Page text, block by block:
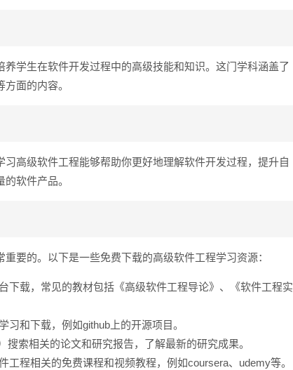
学生在软件开发过程中的高级技能和知识。这门学科涵盖了
面的内容。
高级软件工程能够帮助你更好地理解软件开发过程，提升自
软件产品。
要的。以下是一些免费下载的高级软件工程学习资源：
下载，常见的教材包括《高级软件工程导论》、《软件工程实
和下载，例如github上的开源项目。
索相关的论文和研究报告，了解最新的研究成果。
程相关的免费课程和视频教程，例如coursera、udemy等。